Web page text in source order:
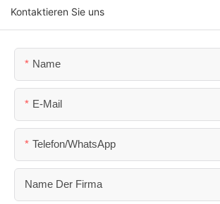
Kontaktieren Sie uns
Name
E-Mail
Telefon/WhatsApp
Name Der Firma